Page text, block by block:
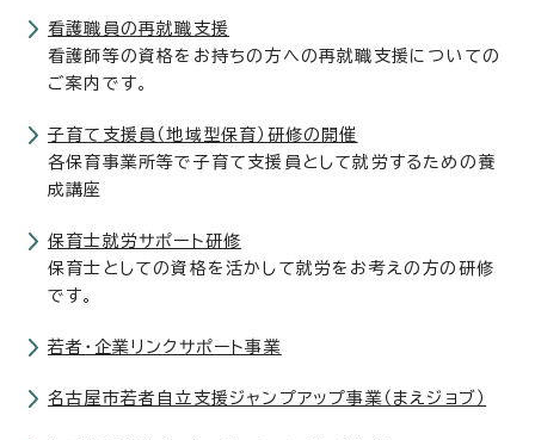
看護職員の再就職支援
看護師等の資格をお持ちの方への再就職支援についての
ご案内です。
子育て支援員（地域型保育）研修の開催
各保育事業所等で子育て支援員として就労するための養
成講座
保育士就労サポート研修
保育士としての資格を活かして就労をお考えの方の研修
です。
若者・企業リンクサポート事業
名古屋市若者自立支援ジャンプアップ事業（まえジョブ）